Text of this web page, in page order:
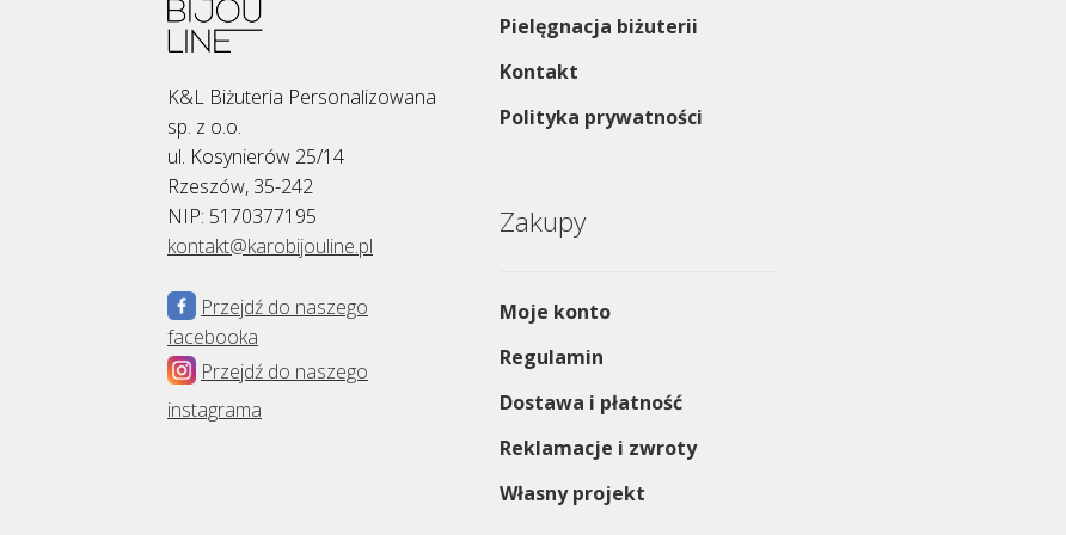
K&L Biżuteria Personalizowana
sp. z o.o.
ul. Kosynierów 25/14
Rzeszów, 35-242
NIP: 5170377195
kontakt@karobijouline.pl
Przejdź do naszego
facebooka
Przejdź do naszego
instagrama
Pielęgnacja biżuterii
Kontakt
Polityka prywatności
Zakupy
Moje konto
Regulamin
Dostawa i płatność
Reklamacje i zwroty
Własny projekt